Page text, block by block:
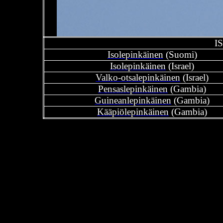
Isolepinkäinen (Suomi)
Isolepinkäinen (Israel)
Valko-otsalepinkäinen (Israel)
Pensaslepinkäinen (Gambia)
Guineanlepinkäinen (Gambia)
Kääpiölepinkäinen (Gambia)